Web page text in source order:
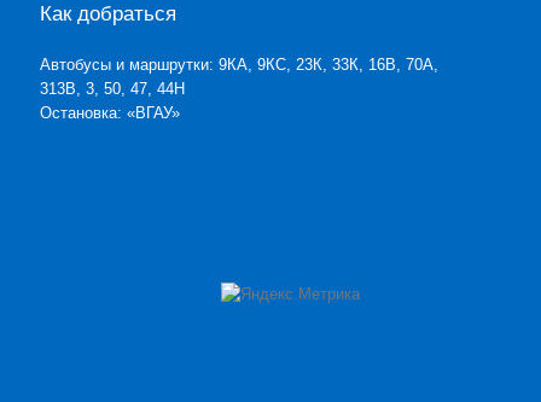
Как добраться
Автобусы и маршрутки: 9КА, 9КС, 23К, 33К, 16В, 70А,
313В, 3, 50, 47, 44Н
Остановка: «ВГАУ»